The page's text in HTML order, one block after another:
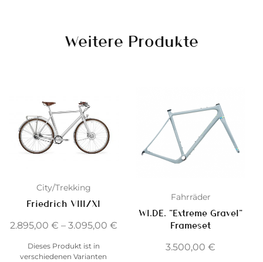
Weitere Produkte
City/Trekking
Friedrich VIII/XI
2.895,00 € – 3.095,00 €
Dieses Produkt ist in
verschiedenen Varianten
Fahrräder
WI.DE. “Extreme Gravel”
Frameset
3.500,00€